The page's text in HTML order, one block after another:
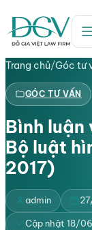
Trang chủ/Góc tư
GÓC TƯ VẤN
Bình luận
Bộ luật
2017)
admin
Cập nhật 18/